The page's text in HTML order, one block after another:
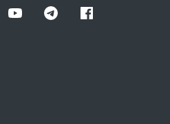
Youtube Telegram